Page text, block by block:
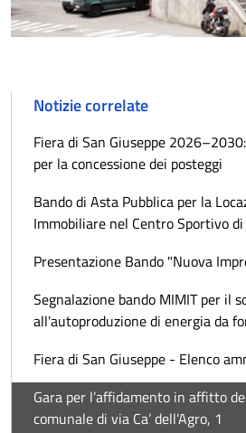
Notizie correlate
Fiera di San Giuseppe
per la concessione dei posteggi
Bando di Asta Pubblica per la
Immobiliare nel Centro Sportivo di
Presentazione Bando "Nuova
Segnalazione bando MIMIT per il
all'autoproduzione di energia da
Fiera di San Giuseppe - Elenco
Gara per l’affidamento in affitto
comunale di via Ca’ dell’Agro, 1